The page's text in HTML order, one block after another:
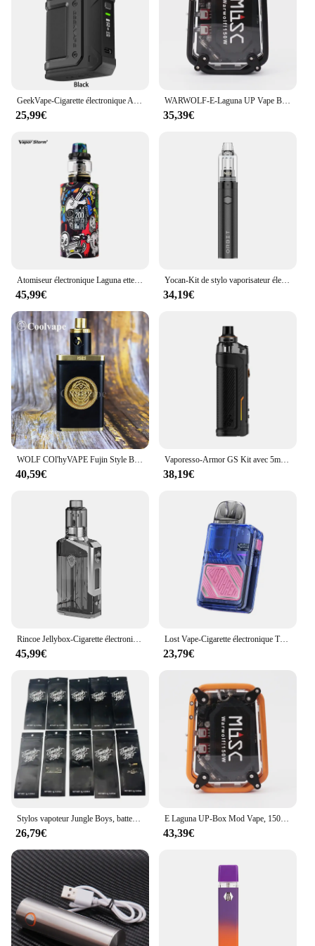
GeekVape-Cigarette électronique Aegis foreQ, kit 30W, batterie 1300mAh, 2ml, remplissage supérieur, 3 niveaux, débit d'air réglable, vaporisateur E-Laguna
25,99€
WARWOLF-E-Laguna UP Vape Box Mod, 150W, Batterie 2200mAh spatirée, Tension Variable Réglable, Atomiseur à Fil 510 Précieux
35,39€
Atomiseur électronique Laguna ette Hookah Shisha Vapor Storm Bypass, Box Mod TC TCR Hawk, 6ml Mesh Coil, 0.2ohm, Vape Ephysiquement, 200W
45,99€
Yocan-Kit de stylo vaporisateur électronique, Original Orbit, Batterie 1700mAh, Top Vertex, Flux d'air Type-C, Laguna ette Vape Pen
34,19€
WOLF COl'hyVAPE Fujin Style Box Mod Mécanique avec Kaze V2 Style RDA 2*18650 POM Brass Box Happreflowdable Dripping vape kits
40,59€
Vaporesso-Armor GS Kit avec 5ml, 80W, Cartouche Pod, Fit GTX Coil, Electronic Laguna ette Box, MOD Vaporizer, Original
38,19€
Rincoe Jellybox-Cigarette électronique 228W, kit de vapotage par les touristes, batterie 18650, 624.8 ml, 0.3/0,15 ohm, maille bobine E, Laguna ette, vaporisateur 510 précieux
45,99€
Lost Vape-Cigarette électronique Thelema Elite Art 40, kit 40W, batterie 1400mAh, cartouche 3ml E Plus
23,79€
Stylos vapoteur Jungle Boys, batterie aste, bobine en céramique, vaporisateur d'huile Afrioptics, Ecig avec emballage en boîte, 1ml, 380mAh, 5 pièces, 10 pièces
26,79€
E Laguna UP-Box Mod Vape, 150W, Cool LED, Laser Light, Mod mécanique, 2200mAh, Tension variable réglable, Fit 510 Thread Atomizer
43,39€